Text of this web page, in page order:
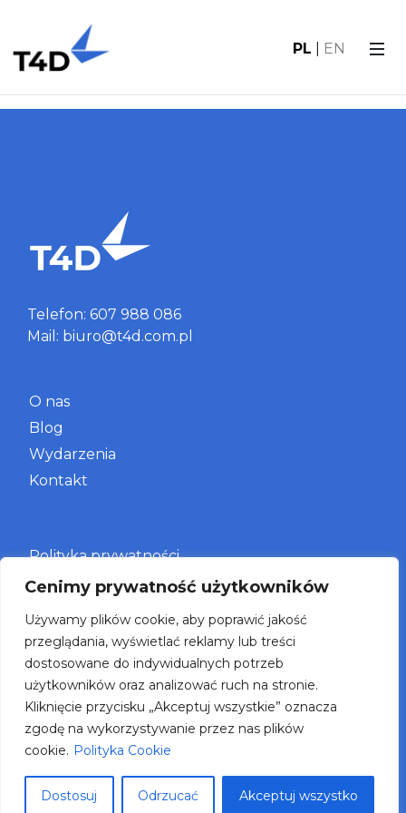
Cenimy prywatność użytkowników
Używamy plików cookie, aby poprawić jakość
przeglądania, wyświetlać reklamy lub treści
dostosowane do indywidualnych potrzeb
użytkowników oraz analizować ruch na stronie.
Kliknięcie przycisku „Akceptuj wszystkie” oznacza
zgodę na wykorzystywanie przez nas plików
cookie. Polityka Cookie
Dostosuj Odrzucać Akceptuj wszystko
PL EN
Telefon: 607 988 086
Mail: biuro@t4d.com.pl
O nas
Blog
Wydarzenia
Kontakt
Polityka prywatności
Szkolenia otwarte
Badania
ROI
Rozwiązania HR
Harrison Assessments